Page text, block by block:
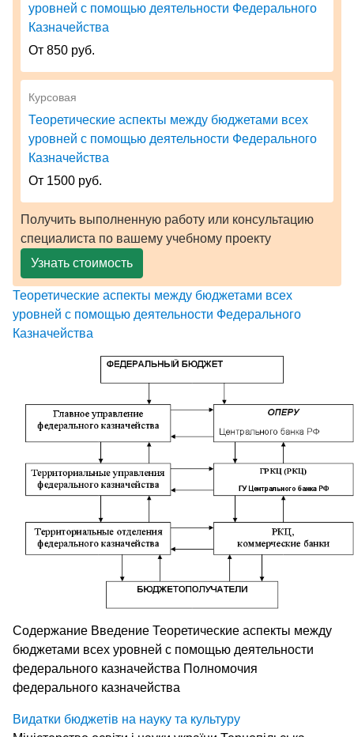
уровней с помощью деятельности Федерального
Казначейства
От 850 руб.
Курсовая
Теоретические аспекты между бюджетами всех
уровней с помощью деятельности Федерального
Казначейства
От 1500 руб.
Получить выполненную работу или консультацию
специалиста по вашему учебному проекту
Узнать стоимость
Теоретические аспекты между бюджетами всех
уровней с помощью деятельности Федерального
Казначейства
Содержание Введение Теоретические аспекты между
бюджетами всех уровней с помощью деятельности
федерального казначейства Полномочия
федерального казначейства
Видатки бюджетів на науку та культуру